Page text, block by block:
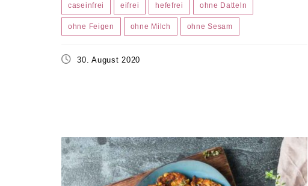
caseinfrei eifrei hefefrei ohne Datteln
ohne Feigen ohne Milch ohne Sesam
30. August 2020